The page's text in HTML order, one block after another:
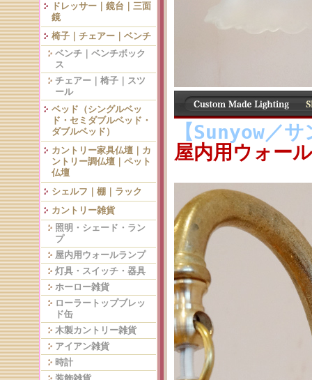
ドレッサー｜鏡台｜三面
鏡
椅子｜チェアー｜ベンチ
ベンチ｜ベンチボック
ス
チェアー｜椅子｜スツ
ール
ベッド（シングルベッ
ド・セミダブルベッド・
ダブルベッド）
カントリー家具仏壇｜カ
ントリー調仏壇｜ペット
仏壇
シェルフ｜棚｜ラック
カントリー雑貨
照明・シェード・ラン
プ
屋内用ウォールランプ
灯具・スイッチ・器具
ホーロー雑貨
ローラートップブレッ
ド缶
木製カントリー雑貨
アイアン雑貨
時計
【Sunyow／
屋内用ウォー